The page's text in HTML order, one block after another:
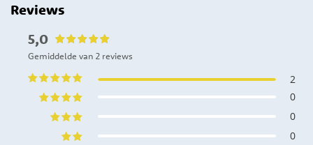
Reviews
5,0
Gemiddelde van 2 reviews
2
0
0
0